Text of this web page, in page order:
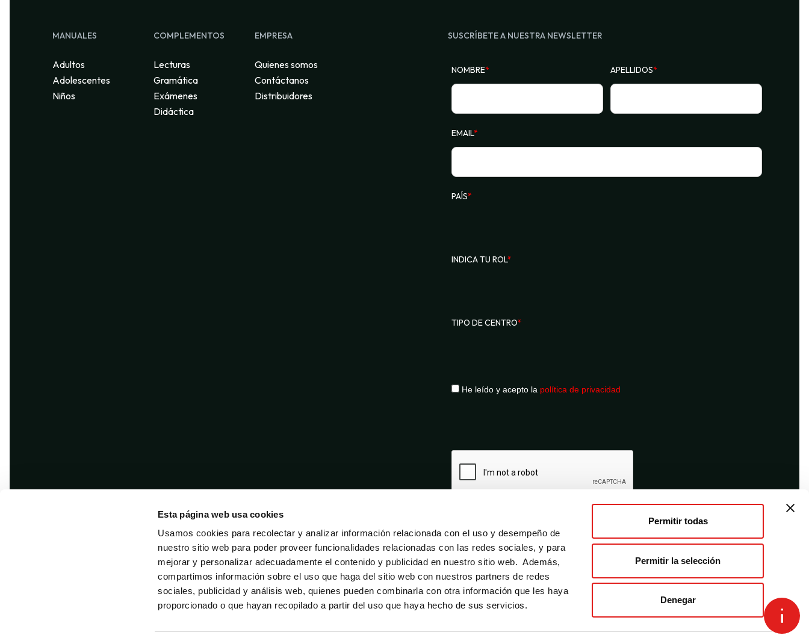
Esta página web usa cookies
Usamos cookies para recolectar y analizar información relacionada con el uso y desempeño de
nuestro sitio web para poder proveer funcionalidades relacionadas con las redes sociales, y para
mejorar y personalizar adecuadamente el contenido y publicidad en nuestro sitio web. Además,
compartimos información sobre el uso que haga del sitio web con nuestros partners de redes
sociales, publicidad y análisis web, quienes pueden combinarla con otra información que les haya
proporcionado o que hayan recopilado a partir del uso que haya hecho de sus servicios.
Permitir todas
Permitir la selección
Denegar
MANUALES
Adultos
Adolescentes
Niños
COMPLEMENTOS
Lecturas
Gramática
Exámenes
Didáctica
EMPRESA
Quienes somos
Contáctanos
Distribuidores
SUSCRÍBETE A NUESTRA NEWSLETTER
NOMBRE* APELLIDOS*
EMAIL*
PAÍS*
INDICA TU ROL*
TIPO DE CENTRO*
He leído y acepto la política de privacidad
Aviso legal Política de privacidad Política de cookies Desistimiento